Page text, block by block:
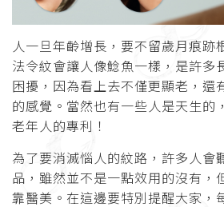
人一旦年齡增長，要不留歲月痕跡
法令紋會讓人像鯰魚一樣，是許多
困擾，因為看上去不僅更顯老，還
的感覺。當然也有一些人是天生的
老年人的專利！
為了要消滅惱人的紋路，許多人會
品，雖然並不是一點效用的沒有，
靠醫美。在這邊要特別提醒大家，